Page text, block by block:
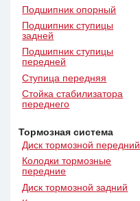
Подшипник опорный
Подшипник ступицы
задней
Подшипник ступицы
передней
Ступица передняя
Стойка стабилизатора
переднего
Тормозная система
Диск тормозной передний
Колодки тормозные
передние
Диск тормозной задний